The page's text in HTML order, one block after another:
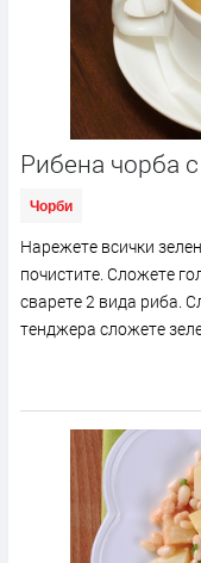
Рибена чорба
Чорби
Нарежете всички
почистите. Сложете
сварете 2 вида риба.
тенджера сложете